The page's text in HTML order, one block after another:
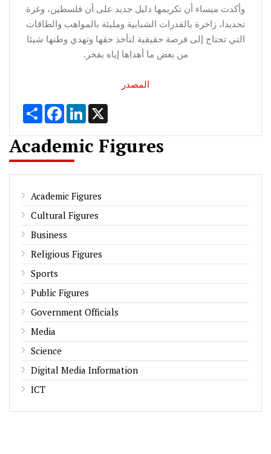
وأكدت ميساء أن تكريمها دليل جديد على أن فلسطين، وغزة
تحديدا، زاخرة بالقدرات الشبابية ومليئة بالمواهب والطاقات
التي تحتاج إلى فرصة حقيقية لتأخذ حقها وتهدي وطنها شيئا
من بعض ما أهداها إياه بفخر.
المصدر
Share FacebookLinkedIn
Academic Figures
Academic Figures
Cultural Figures
Business
Religious Figures
Sports
Public Figures
Government Officials
Media
Science
Digital Media Information
ICT